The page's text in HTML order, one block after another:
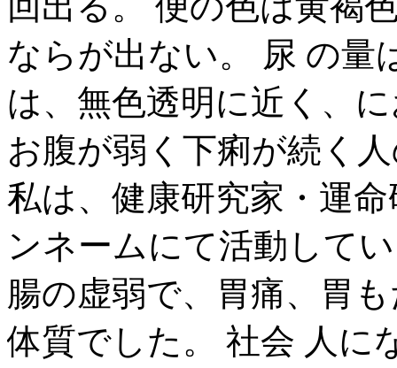
ならが出ない。 尿 の量
は、無色透明に近く、
お腹が弱く下痢が続く
私は、健康研究家・運
ンネームにて活動して
腸の虚弱で、胃痛、胃
体質でした。 社会 人に